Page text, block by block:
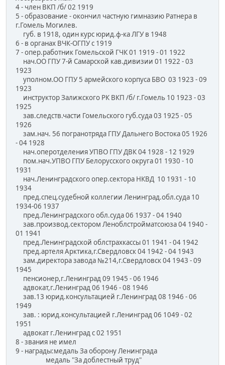
4 - член ВКП /б/ 02 1919
5 - образование - окончил частную гимназию Ратнера в
г.Гомель Могилев.
губ. в 1918, один курс юрид.ф-ка ЛГУ в 1948
6 - в органах ВЧК-ОГПУ с 1919
7 - опер.работник Гомельской ГЧК 01 1919 - 01 1922
нач.ОО ГПУ 7-й Самарской кав.дивизии 01 1922 - 03
1923
уполном.ОО ГПУ 5 армейского корпуса БВО 03 1923 - 09
1923
инструктор Залижского РК ВКП /б/ г.Гомель 10 1923 - 03
1925
зав.следств.части Гомельского губ.суда 03 1925 - 05
1926
зам.нач. 56 погранотряда ГПУ Дальнего Востока 05 1926
- 04 1928
нач.оперотделения УПВО ГПУ ДВК 04 1928 - 12 1929
пом.нач.УПВО ГПУ Белорусского округа 01 1930 - 10
1931
нач.Ленинградского опер.сектора НКВД 10 1931 - 10
1934
пред.спец.судебной коллегии Ленинград.обл.суда 10
1934-06 1937
пред.Ленинградского обл.суда 06 1937 - 04 1940
зав.производ.сектором Леноблстройматсоюза 04 1940 -
01 1941
пред.Ленинградской облстрахкассы 01 1941 - 04 1942
пред.артеля Арктика,г.Свердловск 04 1942 - 04 1943
зам.директора завода №214,г.Свердловск 04 1943 - 09
1945
пенсионер,г.Ленинград 09 1945 - 06 1946
адвокат,г.Ленинград 06 1946 - 08 1946
зав.13 юрид.консультацией г.Ленинград 08 1946 - 06
1949
зав. : юрид.консультацией г.Ленинград 06 1049 - 02
1951
адвокат г.Ленинград с 02 1951
8 - звания не имел
9 - награды:медаль За оборону Ленинграда
медаль "За доблестный труд"